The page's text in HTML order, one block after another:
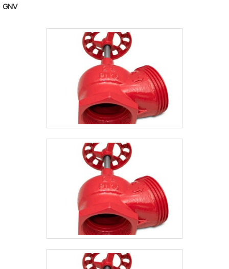
severas normas ambientais. O desenho
redução do espaço requerido para
instalação, resultando em .
GNV